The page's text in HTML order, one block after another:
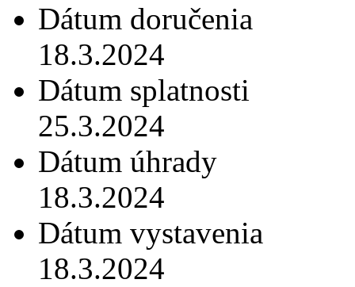
Dátum doručenia
18.3.2024
Dátum splatnosti
25.3.2024
Dátum úhrady
18.3.2024
Dátum vystavenia
18.3.2024